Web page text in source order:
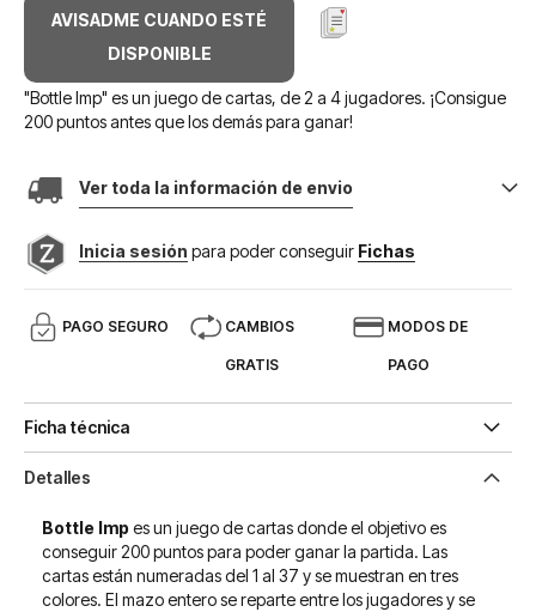
imágenes
AVISADME CUANDO ESTÉ
DISPONIBLE
"Bottle Imp" es un juego de cartas, de 2 a 4 jugadores. ¡Consigue
200 puntos antes que los demás para ganar!
Ver toda la información de envio
Inicia sesión para poder conseguir Fichas
PAGO SEGURO CAMBIOS
GRATIS
MODOS DE
PAGO
Ficha técnica
Detalles
Bottle Imp es un juego de cartas donde el objetivo es
conseguir 200 puntos para poder ganar la partida. Las
cartas están numeradas del 1 al 37 y se muestran en tres
colores. El mazo entero se reparte entre los jugadores y se